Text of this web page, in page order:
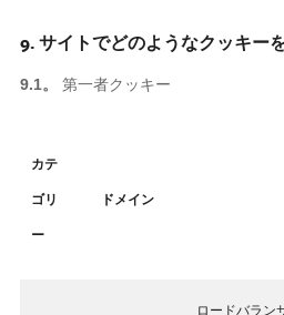
9. サイトでどのようなクッキー
9.1。 第一者クッキー
カテ
ゴリ
ー
ドメイン
ロードバラン